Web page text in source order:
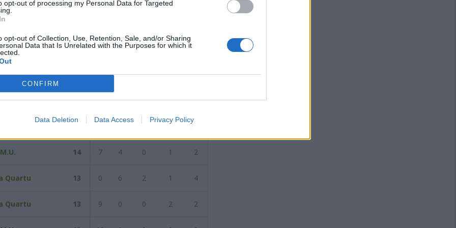
opt-out of processing my Personal Data for Targeted
opt-out of Collection, Use, Retention, Sale, and/or Sharing
Data that Is Unrelated with the Purposes for which it
CONFIRM
Data Deletion Data Access Privacy Policy
20 12 2 1 3
19 18 0 0 0 1
16 9 4 0 1 2
0 0
14 7 4 0 1 2
Quartu 13 0 6 2 1 4
Quartu 13 9 0 0 2 2